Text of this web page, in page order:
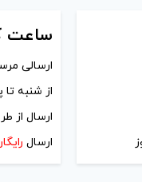
ساعت
ارسالی
از شنبه
ارسال از
ارسال